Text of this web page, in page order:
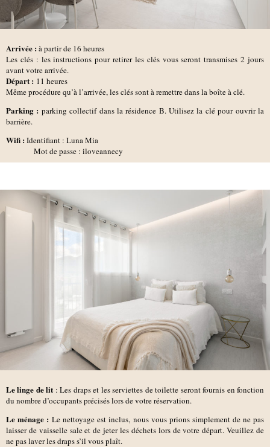
Arrivée : à partir de 16 heures
Les clés : les instructions pour retirer les clés vous seront transmises 2 jours
avant votre arrivée.
Départ : 11 heures
Même procédure qu’à l’arrivée, les clés sont à remettre dans la boîte à clé.
Parking : parking collectif dans la résidence B. Utilisez la clé pour ouvrir la
barrière.
Wifi : Identifiant : Luna Mia
Mot de passe : iloveannecy
Le linge de lit : Les draps et les serviettes de toilette seront fournis en fonction
du nombre d’occupants précisés lors de votre réservation.
Le ménage : Le nettoyage est inclus, nous vous prions simplement de ne pas
laisser de vaisselle sale et de jeter les déchets lors de votre départ. Veuillez de
ne pas laver les draps s’il vous plaît.